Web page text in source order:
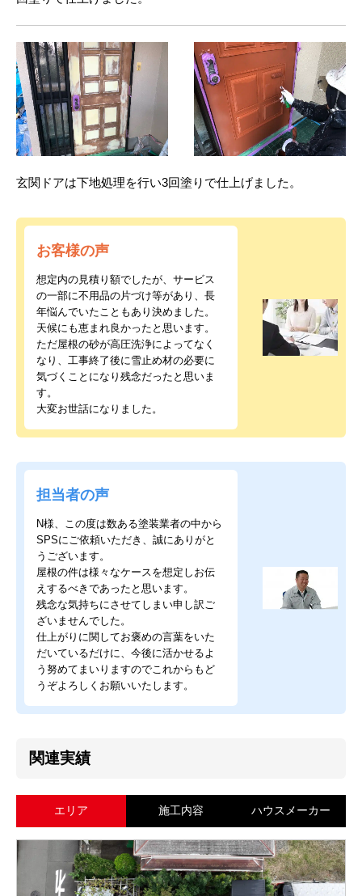
玄関ドアは下地処理を行い3回塗りで仕上げました。
お客様の声
想定内の見積り額でしたが、サービス
の一部に不用品の片づけ等があり、長
年悩んでいたこともあり決めました。
天候にも恵まれ良かったと思います。
ただ屋根の砂が高圧洗浄によってなく
なり、工事終了後に雪止め材の必要に
気づくことになり残念だったと思いま
す。
大変お世話になりました。
担当者の声
N様、この度は数ある塗装業者の中から
SPSにご依頼いただき、誠にありがと
うございます。
屋根の件は様々なケースを想定しお伝
えするべきであったと思います。
残念な気持ちにさせてしまい申し訳ご
ざいませんでした。
仕上がりに関してお褒めの言葉をいた
だいているだけに、今後に活かせるよ
う努めてまいりますのでこれからもど
うぞよろしくお願いいたします。
関連実績
エリア 施工内容 ハウスメーカー